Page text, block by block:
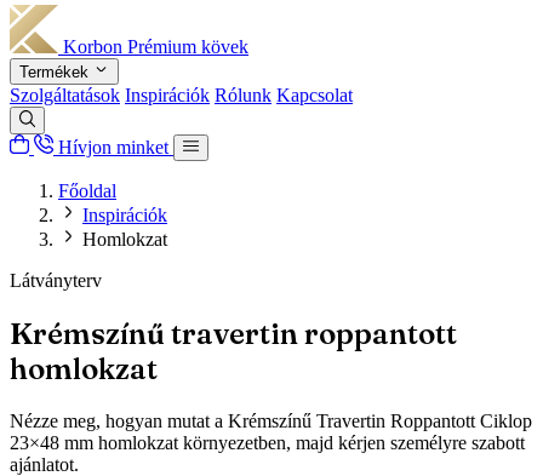
Korbon Prémium kövek
Termékek
Szolgáltatások Inspirációk Rólunk Kapcsolat
Hívjon minket
Főoldal
Inspirációk
Homlokzat
Látványterv
Krémszínű travertin roppantott
homlokzat
Nézze meg, hogyan mutat a Krémszínű Travertin Roppantott Ciklop
23×48 mm homlokzat környezetben, majd kérjen személyre szabott
ajánlatot.